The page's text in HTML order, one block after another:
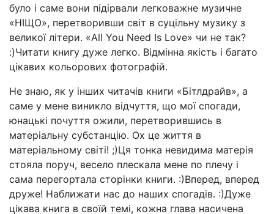
було і саме вони підірвали легковажне музичне
«НІЩО», перетворивши світ в суцільну музику з
великої літери. «All You Need Is Love» чи не так?
:)Читати книгу дуже легко. Відмінна якість і багато
цікавих кольорових фотографій.
Не знаю, як у інших читачів книги «Бітлдрайв», а
саме у мене виникло відчуття, що мої спогади,
юнацькі почуття ожили, перетворившись в
матеріальну субстанцію. Ох це життя в
матеріальному світі! ;)Ця тонка невидима матерія
стояла поруч, весело плескала мене по плечу і
сама перегортала сторінки книги. :)Вперед, вперед
друже! Наближати нас до наших спогадів. :)Дуже
цікава книга в своїй темі, кожна глава насичена